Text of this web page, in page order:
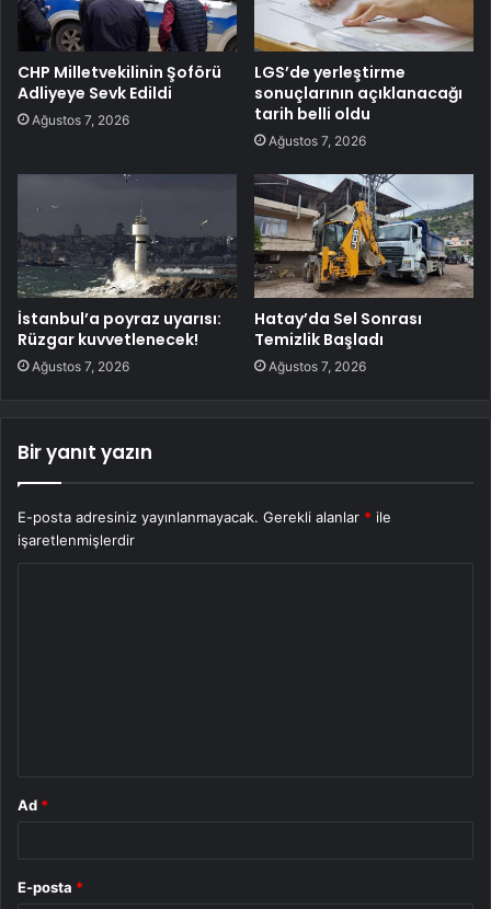
CHP Milletvekilinin Şoförü
Adliyeye Sevk Edildi
Ağustos 7, 2026
LGS’de yerleştirme
sonuçlarının açıklanacağı
tarih belli oldu
Ağustos 7, 2026
İstanbul’a poyraz uyarısı:
Rüzgar kuvvetlenecek!
Ağustos 7, 2026
Hatay’da Sel Sonrası
Temizlik Başladı
Ağustos 7, 2026
Bir yanıt yazın
E-posta adresiniz yayınlanmayacak. Gerekli alanlar * ile
işaretlenmişlerdir
Ad *
E-posta *